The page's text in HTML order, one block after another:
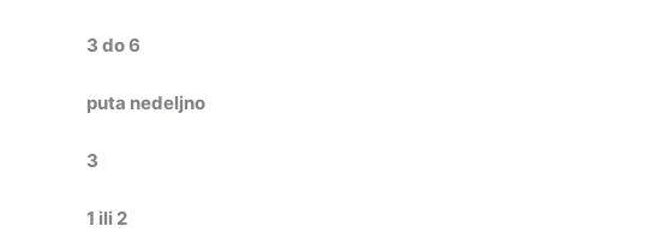
3 do 6
puta nedeljno
3
1 ili 2